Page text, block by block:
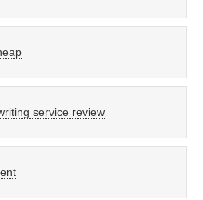
service review